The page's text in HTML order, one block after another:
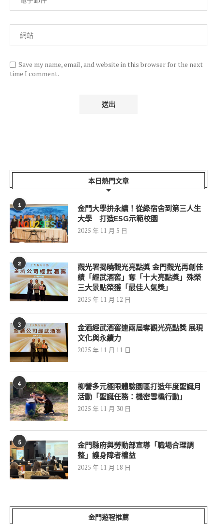
Save my name, email, and website in this browser for the next
time I comment.
本日熱門文章
1
金門大學拚永續！從綠宿舍到第三人生
大學 打造ESG示範校園
2025 年 11 月 5 日
2
觀光署揭曉觀光亮點獎 金門觀光再創佳
績「經武酒窖」奪「十大亮點獎」殊榮
三大景點榮獲「最佳人氣獎」
2025 年 11 月 12 日
3
金酒經武酒窖連兩屆奪觀光亮點獎 展現
文化與永續力
2025 年 11 月 11 日
4
柳營多元極限體驗園區打造年度聖誕月
活動「聖誕任務：機密雪橇行動」
2025 年 11 月 30 日
5
金門縣府與勞動部宣導「職場合理調
整」護身障者權益
2025 年 11 月 18 日
金門遊程推薦